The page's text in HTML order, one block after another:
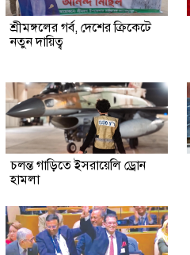
শ্রীমঙ্গলের গর্ব, দেশের ক্রিকেটে
নতুন দায়িত্ব
চলন্ত গাড়িতে ইসরায়েলি ড্রোন
হামলা